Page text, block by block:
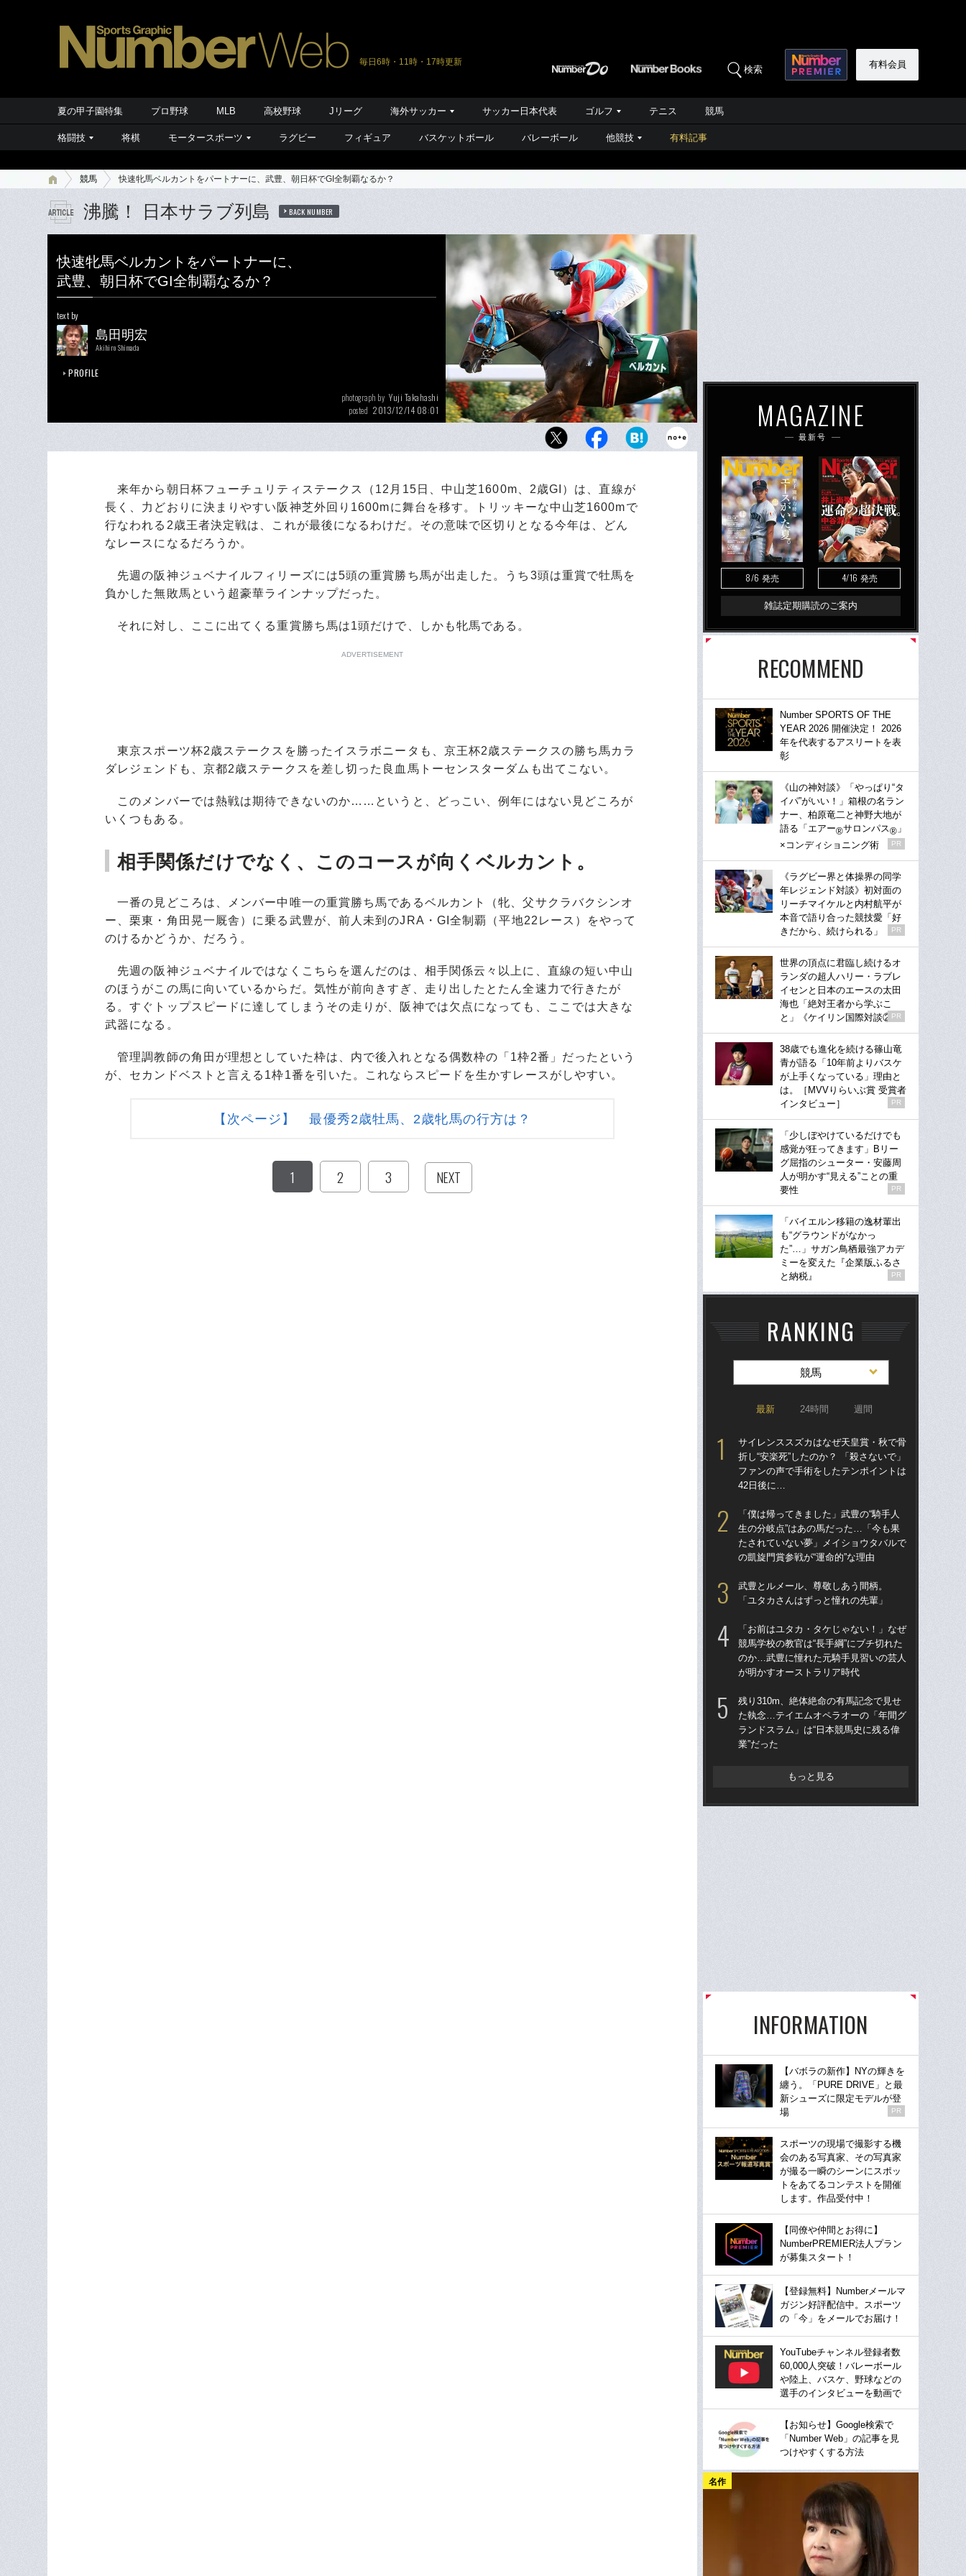
毎日6時・11時・17時更新
検索 有料会員
夏の甲子園特集 プロ野球 MLB 高校野球 Jリーグ 海外サッカー サッカー日本代表 ゴルフ テニス 競馬
格闘技 将棋 モータースポーツ ラグビー フィギュア バスケットボール バレーボール 他競技 有料記事
競馬 快速牝馬ベルカントをパートナーに、武豊、朝日杯でGI全制覇なるか？
沸騰！ 日本サラブ列島 BACK NUMBER
快速牝馬ベルカントをパートナーに、
武豊、朝日杯でGI全制覇なるか？
text by
島田明宏
Akihiro Shimada
PROFILE
photograph by Yuji Takahashi
posted 2013/12/14 08:01
ベルカントの調教師角田晃一はのちにブエナビスタの母と
来年から朝日杯フューチュリティステークス（12月15日、中山芝1600m、2歳GI）は、直線が
長く、力どおりに決まりやすい阪神芝外回り1600mに舞台を移す。トリッキーな中山芝1600mで
行なわれる2歳王者決定戦は、これが最後になるわけだ。その意味で区切りとなる今年は、どん
なレースになるだろうか。
先週の阪神ジュベナイルフィリーズには5頭の重賞勝ち馬が出走した。うち3頭は重賞で牡馬を
負かした無敗馬という超豪華ラインナップだった。
それに対し、ここに出てくる重賞勝ち馬は1頭だけで、しかも牝馬である。
ADVERTISEMENT
東京スポーツ杯2歳ステークスを勝ったイスラボニータも、京王杯2歳ステークスの勝ち馬カラ
ダレジェンドも、京都2歳ステークスを差し切った良血馬トーセンスターダムも出てこない。
このメンバーでは熱戦は期待できないのか……というと、どっこい、例年にはない見どころが
いくつもある。
相手関係だけでなく、このコースが向くベルカント。
一番の見どころは、メンバー中唯一の重賞勝ち馬であるベルカント（牝、父サクラバクシンオ
ー、栗東・角田晃一厩舎）に乗る武豊が、前人未到のJRA・GI全制覇（平地22レース）をやって
のけるかどうか、だろう。
先週の阪神ジュベナイルではなくこちらを選んだのは、相手関係云々以上に、直線の短い中山
のほうがこの馬に向いているからだ。気性が前向きすぎ、走り出したとたん全速力で行きたが
る。すぐトップスピードに達してしまうその走りが、阪神では欠点になっても、ここでは大きな
武器になる。
管理調教師の角田が理想としていた枠は、内で後入れとなる偶数枠の「1枠2番」だったという
が、セカンドベストと言える1枠1番を引いた。これならスピードを生かすレースがしやすい。
【次ページ】 最優秀2歳牡馬、2歳牝馬の行方は？
1 2 3 NEXT
MAGAZINE
最新号
8/6 発売 4/16 発売
雑誌定期購読のご案内
RECOMMEND
Number SPORTS OF THE
YEAR 2026 開催決定！ 2026
年を代表するアスリートを表
彰
《山の神対談》「やっぱり“タ
イパ”がいい！」箱根の名ラン
ナー、柏原竜二と神野大地が
語る「エアー®サロンパス® 」
×コンディショニング術
PR
《ラグビー界と体操界の同学
年レジェンド対談》初対面の
リーチマイケルと内村航平が
本音で語り合った競技愛「好
きだから、続けられる」
PR
世界の頂点に君臨し続けるオ
ランダの超人ハリー・ラブレ
イセンと日本のエースの太田
海也「絶対王者から学ぶこ
と」《ケイリン国際対談②》
PR
38歳でも進化を続ける篠山竜
青が語る「10年前よりバスケ
が上手くなっている」理由と
は。［MVVりらいぶ賞 受賞者
インタビュー］
PR
「少しぼやけているだけでも
感覚が狂ってきます」Bリー
グ屈指のシューター・安藤周
人が明かす“見える”ことの重
要性
PR
「バイエルン移籍の逸材輩出
も“グラウンドがなかっ
た”…」サガン鳥栖最強アカデ
ミーを変えた『企業版ふるさ
と納税』
PR
RANKING
競馬
最新 24時間 週間
サイレンススズカはなぜ天皇賞・秋で骨
折し“安楽死”したのか？ 「殺さないで」
ファンの声で手術をしたテンポイントは
42日後に…
「僕は帰ってきました」武豊の“騎手人
生の分岐点”はあの馬だった…「今も果
たされていない夢」メイショウタバルで
の凱旋門賞参戦が“運命的”な理由
武豊とルメール、尊敬しあう間柄。
「ユタカさんはずっと憧れの先輩」
「お前はユタカ・タケじゃない！」なぜ
競馬学校の教官は“長手綱”にブチ切れた
のか…武豊に憧れた元騎手見習いの芸人
が明かすオーストラリア時代
残り310m、絶体絶命の有馬記念で見せ
た執念…テイエムオペラオーの「年間グ
ランドスラム」は“日本競馬史に残る偉
業”だった
もっと見る
INFORMATION
【バボラの新作】NYの輝きを
纏う。「PURE DRIVE」と最
新シューズに限定モデルが登
場
PR
スポーツの現場で撮影する機
会のある写真家、その写真家
が撮る一瞬のシーンにスポッ
トをあてるコンテストを開催
します。作品受付中！
【同僚や仲間とお得に】
NumberPREMIER法人プラン
が募集スタート！
【登録無料】Numberメールマ
ガジン好評配信中。スポーツ
の「今」をメールでお届け！
YouTubeチャンネル登録者数
60,000人突破！バレーボール
や陸上、バスケ、野球などの
選手のインタビューを動画で
【お知らせ】Google検索で
「Number Web」の記事を見
つけやすくする方法
名作